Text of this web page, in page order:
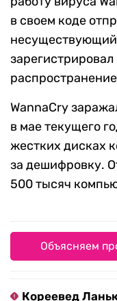
в своем коде
WannaCry
в мае текущего
жестких дисках
за дешифровку.
500 тысяч
Объясняем
Кореевед